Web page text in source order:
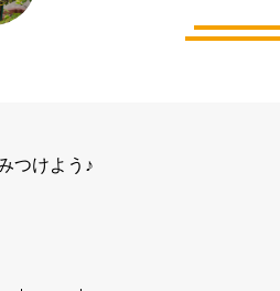
つけよう♪